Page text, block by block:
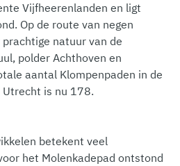
Vijfheerenlanden en ligt
Op de route van negen
natuur van de
polder Achthoven en
aantal Klompenpaden in de
Utrecht is nu 178.
betekent veel
het Molenkadepad ontstond